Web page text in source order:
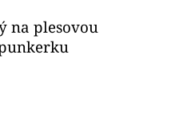
na plesovou